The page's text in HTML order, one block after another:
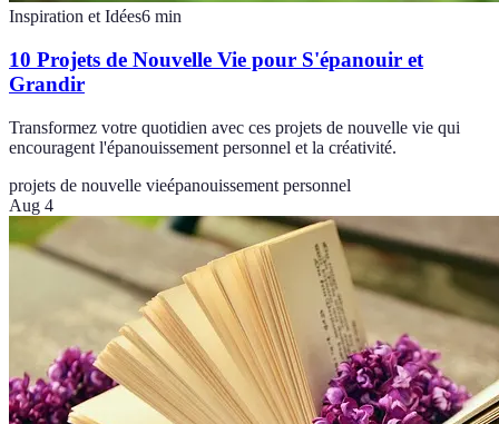
Inspiration et Idées6 min
10 Projets de Nouvelle Vie pour S'épanouir et
Grandir
Transformez votre quotidien avec ces projets de nouvelle vie qui
encouragent l'épanouissement personnel et la créativité.
projets de nouvelle vieépanouissement personnel
Aug 4